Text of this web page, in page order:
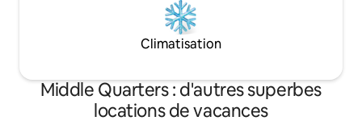
Climatisation
Middle Quarters : d'autres superbes
locations de vacances